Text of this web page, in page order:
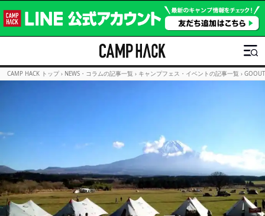
CAMP HACK トップ › NEWS・コラムの記事一覧 › キャンプフェス・イベントの記事一覧 ›